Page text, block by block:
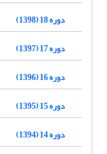
دوره 18 (1398)
دوره 17 (1397)
دوره 16 (1396)
دوره 15 (1395)
دوره 14 (1394)